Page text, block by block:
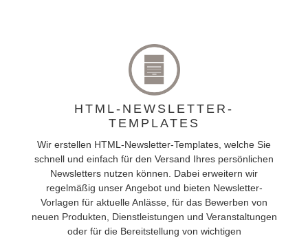
HTML-NEWSLETTER-
TEMPLATES
Wir erstellen HTML-Newsletter-Templates, welche Sie
schnell und einfach für den Versand Ihres persönlichen
Newsletters nutzen können. Dabei erweitern wir
regelmäßig unser Angebot und bieten Newsletter-
Vorlagen für aktuelle Anlässe, für das Bewerben von
neuen Produkten, Dienstleistungen und Veranstaltungen
oder für die Bereitstellung von wichtigen